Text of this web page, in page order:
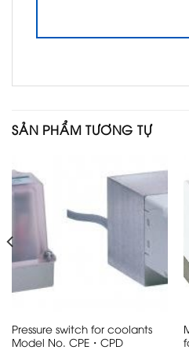
SẢN PHẨM TƯƠNG TỰ
Pressure switch for coolants
Model No. CPE・CPD